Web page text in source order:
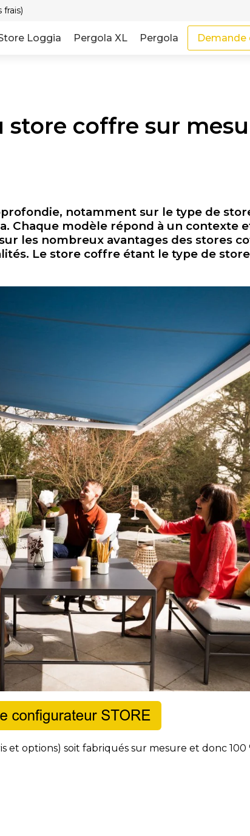
Loggia Pergola XL Pergola Demande
store coffre sur
notamment sur le type de
Chaque modèle répond à un contexte
les nombreux avantages des stores
Le store coffre étant le type de
et options) soit fabriqués sur mesure et donc 100